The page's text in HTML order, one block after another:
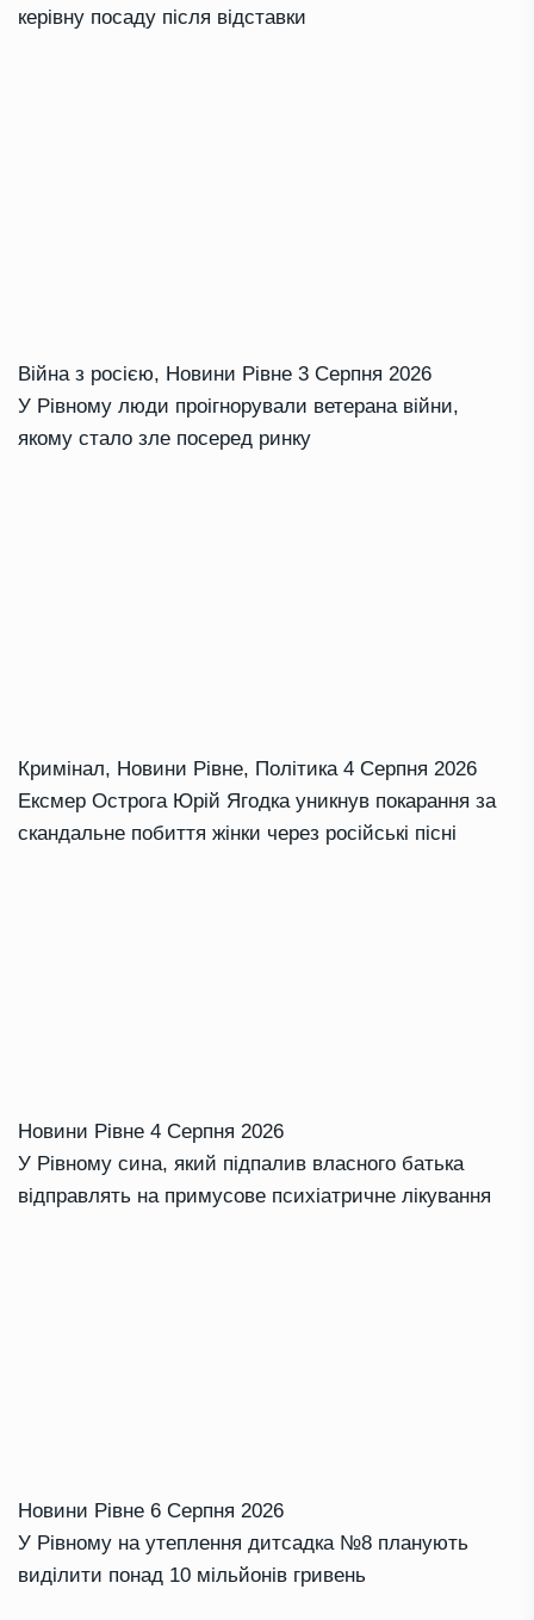
керівну посаду після відставки
Війна з росією, Новини Рівне 3 Серпня 2026
У Рівному люди проігнорували ветерана війни,
якому стало зле посеред ринку
Кримінал, Новини Рівне, Політика 4 Серпня 2026
Ексмер Острога Юрій Ягодка уникнув покарання за
скандальне побиття жінки через російські пісні
Новини Рівне 4 Серпня 2026
У Рівному сина, який підпалив власного батька
відправлять на примусове психіатричне лікування
Новини Рівне 6 Серпня 2026
У Рівному на утеплення дитсадка №8 планують
виділити понад 10 мільйонів гривень